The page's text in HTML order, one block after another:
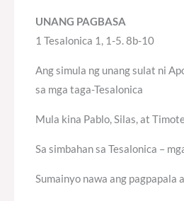
UNANG PAGBASA
1 Tesalonica 1, 1-5. 8b-10
Ang simula ng unang sulat ni
sa mga taga-Tesalonica
Mula kina Pablo, Silas, at
Sa simbahan sa Tesalonica –
Sumainyo nawa ang pagpapala